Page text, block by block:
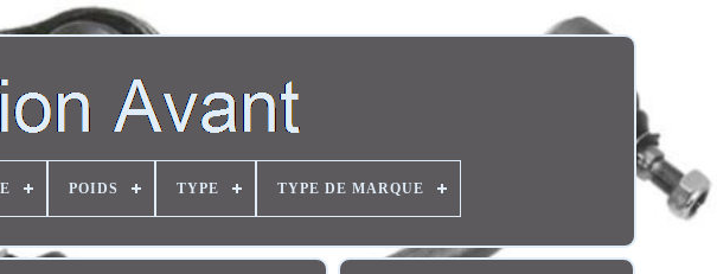
POIDS TYPE TYPE DE MARQUE